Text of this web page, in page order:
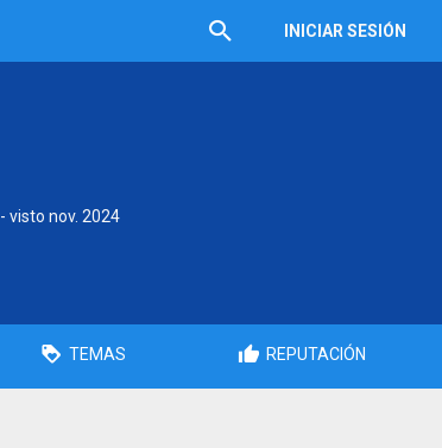
INICIAR SESIÓN
- visto nov. 2024
TEMAS REPUTACIÓN